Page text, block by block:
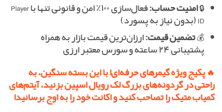
🔒امنیت حساب:
فعال‌سازی ۱۰۰٪ امن و قانونی تنها با Player
ID (بدون نیاز به پسورد)
💰تضمین قیمت:ارزان‌ترین قیمت بازار به همراه
پشتیبانی ۲۴ ساعته و سورس معتبر ارزی
🔥 پکیج ویژه گیمرهای حرفه‌ای! با این بسته سنگین، به
راحتی در گردونه‌های بزرگ لک رویال اسپین بزنید، آیتم‌های
کمیاب متیک را تصاحب کنید و اکانت خود را به اوج برسانید!